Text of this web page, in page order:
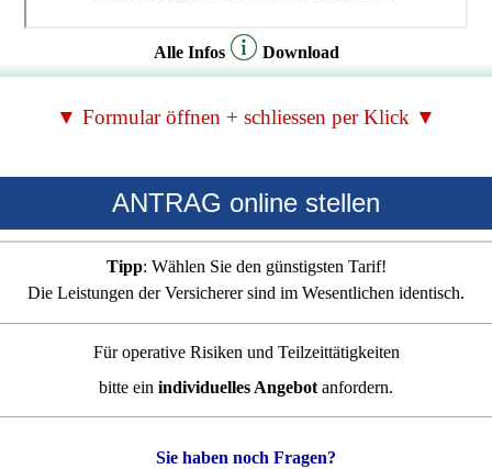
Alle Infos Download
▼ Formular öffnen + schliessen per Klick ▼
ANTRAG online stellen
Tipp: Wählen Sie den günstigsten Tarif!
Die Leistungen der Versicherer sind im Wesentlichen identisch.
Für operative Risiken und Teilzeittätigkeiten
bitte ein individuelles Angebot anfordern.
Sie haben noch Fragen?